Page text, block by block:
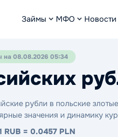
Займы МФО Новости
на 08.08.2026 05:34
рубли в польские
значения и динамику
RUB = 0.0457 PLN